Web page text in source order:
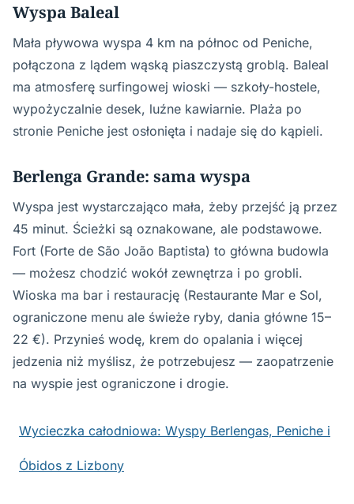
Wyspa Baleal
Mała pływowa wyspa 4 km na północ od Peniche,
połączona z lądem wąską piaszczystą groblą. Baleal
ma atmosferę surfingowej wioski — szkoły-hostele,
wypożyczalnie desek, luźne kawiarnie. Plaża po
stronie Peniche jest osłonięta i nadaje się do kąpieli.
Berlenga Grande: sama wyspa
Wyspa jest wystarczająco mała, żeby przejść ją przez
45 minut. Ścieżki są oznakowane, ale podstawowe.
Fort (Forte de São João Baptista) to główna budowla
— możesz chodzić wokół zewnętrza i po grobli.
Wioska ma bar i restaurację (Restaurante Mar e Sol,
ograniczone menu ale świeże ryby, dania główne 15–
22 €). Przynieś wodę, krem do opalania i więcej
jedzenia niż myślisz, że potrzebujesz — zaopatrzenie
na wyspie jest ograniczone i drogie.
Wycieczka całodniowa: Wyspy Berlengas, Peniche i
Óbidos z Lizbony